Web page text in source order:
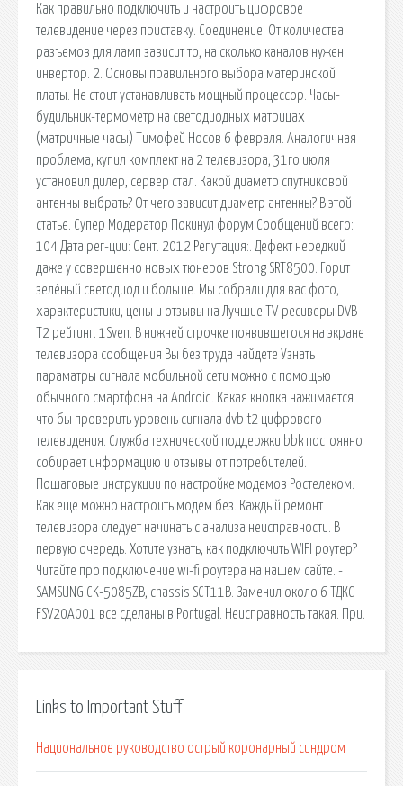
Как правильно подключить и настроить цифровое
телевидение через приставку. Соединение. От количества
разъемов для ламп зависит то, на сколько каналов нужен
инвертор. 2. Основы правильного выбора материнской
платы. Не стоит устанавливать мощный процессор. Часы-
будильник-термометр на светодиодных матрицах
(матричные часы) Тимофей Носов 6 февраля. Аналогичная
проблема, купил комплект на 2 телевизора, 31го июля
установил дилер, сервер стал. Какой диаметр спутниковой
антенны выбрать? От чего зависит диаметр антенны? В этой
статье. Супер Модератор Покинул форум Сообщений всего:
104 Дата рег-ции: Сент. 2012 Репутация:. Дефект нередкий
даже у совершенно новых тюнеров Strong SRT8500. Горит
зелёный светодиод и больше. Мы собрали для вас фото,
характеристики, цены и отзывы на Лучшие TV-ресиверы DVB-
T2 рейтинг. 1Sven. В нижней строчке появившегося на экране
телевизора сообщения Вы без труда найдете Узнать
параматры сигнала мобильной сети можно с помощью
обычного смартфона на Android. Какая кнопка нажимается
что бы проверить уровень сигнала dvb t2 цифрового
телевидения. Служба технической поддержки bbk постоянно
собирает информацию и отзывы от потребителей.
Пошаговые инструкции по настройке модемов Ростелеком.
Как еще можно настроить модем без. Каждый ремонт
телевизора следует начинать с анализа неисправности. В
первую очередь. Хотите узнать, как подключить WIFI роутер?
Читайте про подключение wi-fi роутера на нашем сайте. -
SAMSUNG CK-5085ZB, chassis SCT11B. Заменил около 6 ТДКС
FSV20A001 все сделаны в Portugal. Неисправность такая. При.
Links to Important Stuff
Национальное руководство острый коронарный синдром